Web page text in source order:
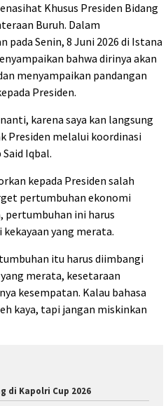
Khusus Presiden Bidang
Buruh. Dalam
Senin, 8 Juni 2026 di Istana
bahwa dirinya akan
menyampaikan pandangan
Presiden.
karena saya kan langsung
Presiden melalui koordinasi
Said Iqbal.
kepada Presiden salah
pertumbuhan ekonomi
pertumbuhan ini harus
yang merata.
itu harus diimbangi
merata, kesetaraan
kesempatan. Kalau bahasa
kaya, tapi jangan miskinkan
di Kapolri Cup 2026